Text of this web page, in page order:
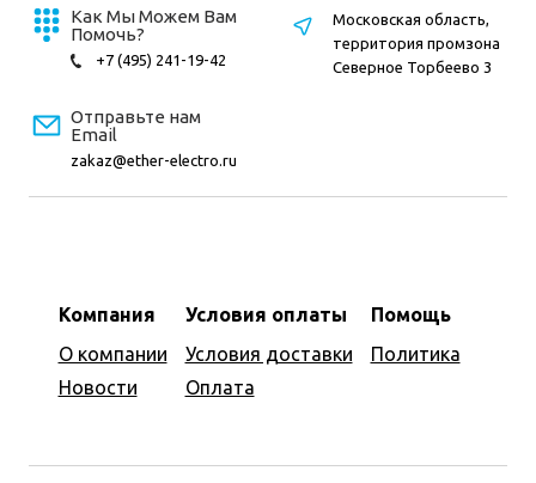
Как Мы Можем Вам
Помочь?
+7 (495) 241-19-42
Отправьте нам
Email
zakaz@ether-electro.ru
Компания
О компании
Новости
Условия оплаты
Условия доставки
Оплата
Помощь
Политика
Московская область,
территория промзона
Северное Торбеево 3